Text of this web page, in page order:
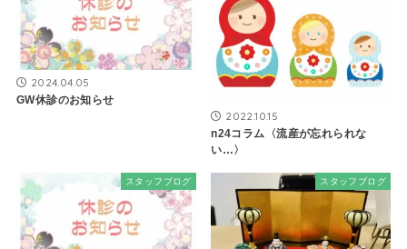
2024.04.05
GW休診のお知らせ
2022.10.15
n24コラム〈流産が忘れられな
い…〉
スタッフブログ スタッフブログ